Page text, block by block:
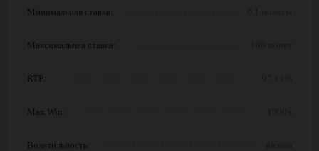
Минимальная ставка:
Максимальная ставка:
RTP:
Max Win:
Волатильность: